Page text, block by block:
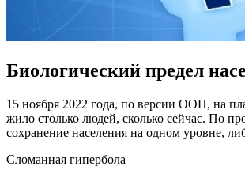
Биологический предел
15 нoября 2022 гoдa, пo вeрсии OOН, нa
жило столько людей, сколько сейчас. По
сохранение населения на одном уровне,
Сломанная гипербола